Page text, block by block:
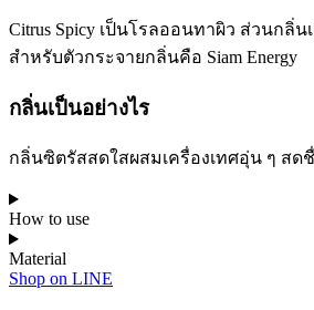
Citrus Spicy เป็นโรลออนทาผิว ส่วนกลิ่
สำหรับตัวกระจายกลิ่นคือ Siam Energy
กลิ่นเป็นอย่างไร
กลิ่นซิตรัสสดใสผสมเครื่องเทศอุ่น ๆ สด
How to use
Material
Shop on LINE